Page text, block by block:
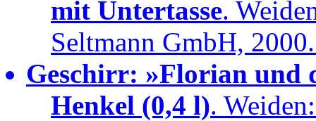
mit Untertasse.
Seltmann GmbH,
Geschirr: »Florian und
Henkel (0,4 l).